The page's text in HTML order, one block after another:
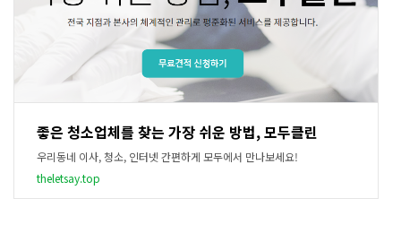
좋은 청소업체를 찾는 가장 쉬운 방법, 모두클린
우리동네 이사, 청소, 인터넷 간편하게 모두에서 만나보세요!
theletsay.top